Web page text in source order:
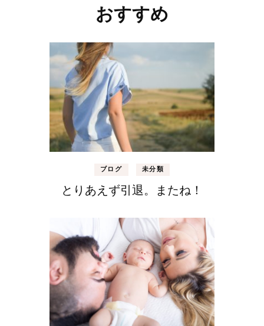
おすすめ
ブログ 未分類
とりあえず引退。またね！